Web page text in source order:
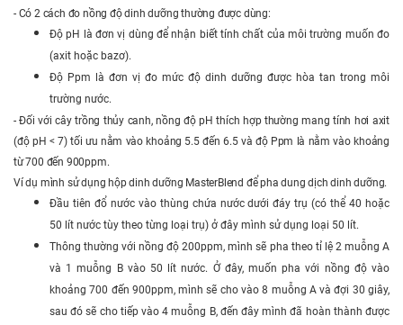
- Có 2 cách đo nồng độ dinh dưỡng thường được dùng:
Độ pH là đơn vị dùng để nhận biết tính chất của môi trường muốn đo
(axit hoặc bazơ).
Độ Ppm là đơn vị đo mức độ dinh dưỡng được hòa tan trong môi
trường nước.
- Đối với cây trồng thủy canh, nồng độ pH thích hợp thường mang tính hơi axit
(độ pH < 7) tối ưu nằm vào khoảng 5.5 đến 6.5 và độ Ppm là nằm vào khoảng
từ 700 đến 900ppm.
Ví dụ mình sử dụng hộp dinh dưỡng MasterBlend để pha dung dịch dinh dưỡng.
Đầu tiên đổ nước vào thùng chứa nước dưới đáy trụ (có thể 40 hoặc
50 lít nước tùy theo từng loại trụ) ở đây mình sử dụng loại 50 lít.
Thông thường với nồng độ 200ppm, mình sẽ pha theo tỉ lệ 2 muỗng A
và 1 muỗng B vào 50 lít nước. Ở đây, muốn pha với nồng độ vào
khoảng 700 đến 900ppm, mình sẽ cho vào 8 muỗng A và đợi 30 giây,
sau đó sẽ cho tiếp vào 4 muỗng B, đến đây mình đã hoàn thành được